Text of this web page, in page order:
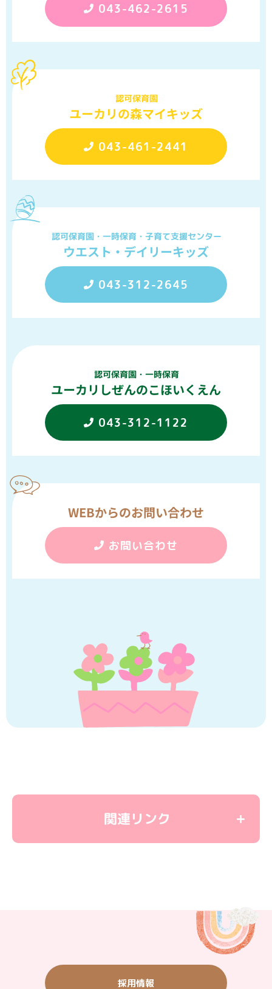
043-462-2615
認可保育園
ユーカリの森マイキッズ
043-461-2441
認可保育園・一時保育・子育て支援センター
ウエスト・デイリーキッズ
043-312-2645
認可保育園・一時保育
ユーカリしぜんのこほいくえん
043-312-1122
WEBからのお問い合わせ
お問い合わせ
関連リンク
ご宿泊・ご飲食（ウィシュトンホテル）
採用情報